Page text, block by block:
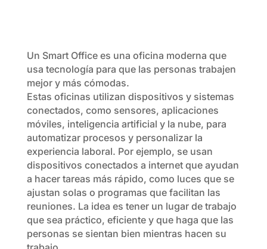
Un Smart Office es una oficina moderna que
usa tecnología para que las personas trabajen
mejor y más cómodas.
Estas oficinas utilizan dispositivos y sistemas
conectados, como sensores, aplicaciones
móviles, inteligencia artificial y la nube, para
automatizar procesos y personalizar la
experiencia laboral. Por ejemplo, se usan
dispositivos conectados a internet que ayudan
a hacer tareas más rápido, como luces que se
ajustan solas o programas que facilitan las
reuniones. La idea es tener un lugar de trabajo
que sea práctico, eficiente y que haga que las
personas se sientan bien mientras hacen su